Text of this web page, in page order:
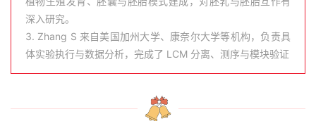
深入研究。
3. Zhang S 来自美国加州大学、康奈尔大学等机构，负责具
体实验执行与数据分析，完成了 LCM 分离、测序与模块验证